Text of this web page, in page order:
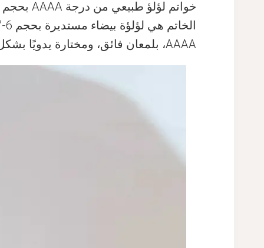
AAAA، بلمعان فائق، ومختارة يدويًا بشكل فردي مع عيوب سطحية minimal.